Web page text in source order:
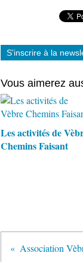
S'inscrire à la
Vous aimerez
Les activités de
Chemins Faisant